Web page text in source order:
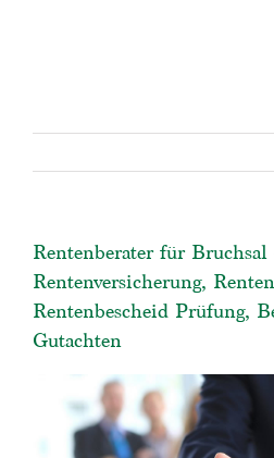
Rentenberater für Bruchsal
Rentenversicherung,
Rentenbescheid Prüfung,
Gutachten